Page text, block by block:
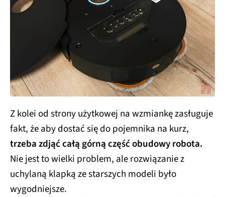
Z kolei od strony użytkowej na wzmiankę zasługuje
fakt, że aby dostać się do pojemnika na kurz,
trzeba zdjąć całą górną część obudowy robota.
Nie jest to wielki problem, ale rozwiązanie z
uchylaną klapką ze starszych modeli było
wygodniejsze.